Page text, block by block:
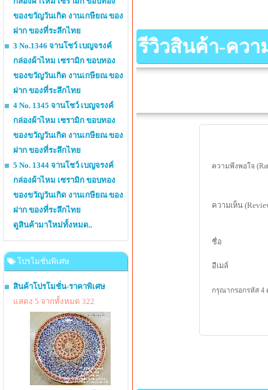
ของขวัญวันเกิด งานเกษียณ ของ
ฝาก ของที่ระลึกไทย
3 No.1346 จานโชว์ เบญจรงค์
กล่องผ้าไหม เซรามิก ขอบทอง
ของขวัญวันเกิด งานเกษียณ ของ
ฝาก ของที่ระลึกไทย
4 No. 1345 จานโชว์ เบญจรงค์
กล่องผ้าไหม เซรามิก ขอบทอง
ของขวัญวันเกิด งานเกษียณ ของ
ฝาก ของที่ระลึกไทย
5 No. 1344 จานโชว์ เบญจรงค์
กล่องผ้าไหม เซรามิก ขอบทอง
ของขวัญวันเกิด งานเกษียณ ของ
ฝาก ของที่ระลึกไทย
ดูสินค้ามาใหม่ทั้งหมด..
โปรโมชั่นพิเศษ
สินค้าโปรโมชั่น-ราคาพิเศษ
แสดง 5 จากทั้งหมด 322
รีวิวสินค้า-ควา
ความพึงพอใจ
ความเห็น
ชื่อ
อีเมล์
กรุณากรอกรหัส 4